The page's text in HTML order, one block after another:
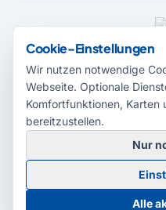
MEDIENPARTNER
© 2026 Radio Potsdam.
Cookie-Einstellungen
Wir nutzen notwendige
Webseite. Optionale
Komfortfunktionen,
bereitzustellen.
Nur
Alle